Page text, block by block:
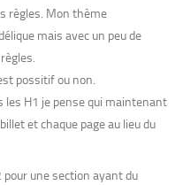
règles. Mon thème
mais avec un peu de
possitif ou non.
les H1 je pense qui maintenant
et chaque page au lieu du
pour une section ayant du